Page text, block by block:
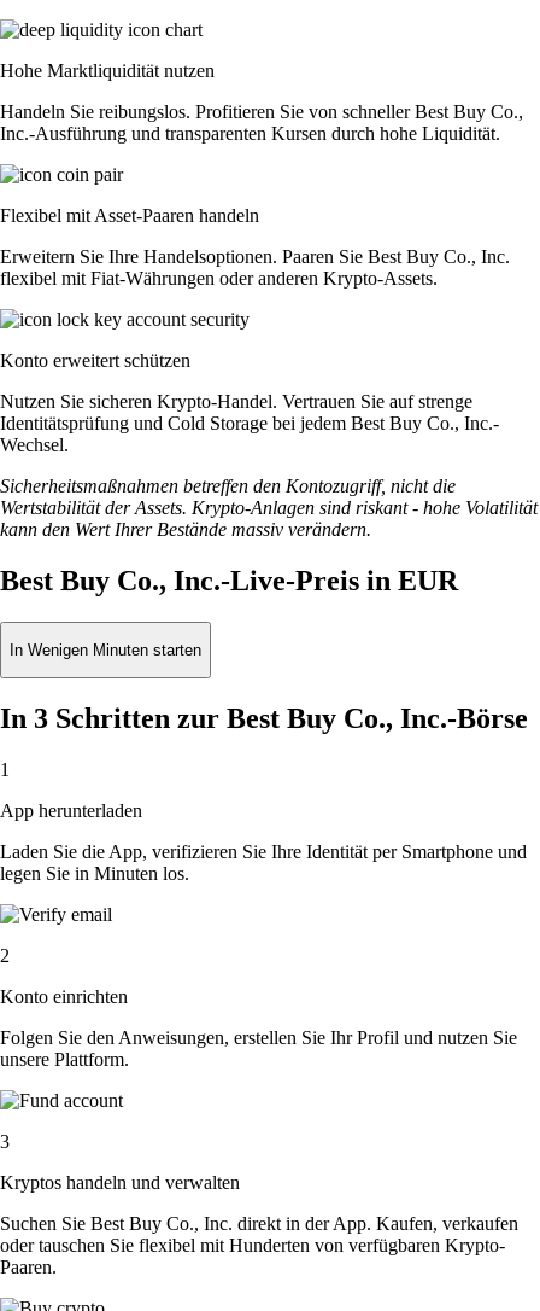
Hohe Marktliquidität nutzen
Handeln Sie reibungslos. Profitieren Sie von schneller Best Buy Co.,
Inc.-Ausführung und transparenten Kursen durch hohe Liquidität.
Flexibel mit Asset-Paaren handeln
Erweitern Sie Ihre Handelsoptionen. Paaren Sie Best Buy Co., Inc.
flexibel mit Fiat-Währungen oder anderen Krypto-Assets.
Konto erweitert schützen
Nutzen Sie sicheren Krypto-Handel. Vertrauen Sie auf strenge
Identitätsprüfung und Cold Storage bei jedem Best Buy Co., Inc.-
Wechsel.
Sicherheitsmaßnahmen betreffen den Kontozugriff, nicht die
Wertstabilität der Assets. Krypto-Anlagen sind riskant - hohe Volatilität
kann den Wert Ihrer Bestände massiv verändern.
Best Buy Co., Inc.-Live-Preis in EUR
In Wenigen Minuten starten
In 3 Schritten zur Best Buy Co., Inc.-Börse
1
App herunterladen
Laden Sie die App, verifizieren Sie Ihre Identität per Smartphone und
legen Sie in Minuten los.
2
Konto einrichten
Folgen Sie den Anweisungen, erstellen Sie Ihr Profil und nutzen Sie
unsere Plattform.
3
Kryptos handeln und verwalten
Suchen Sie Best Buy Co., Inc. direkt in der App. Kaufen, verkaufen
oder tauschen Sie flexibel mit Hunderten von verfügbaren Krypto-
Paaren.